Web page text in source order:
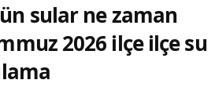
sular ne zaman
2026 ilçe ilçe su